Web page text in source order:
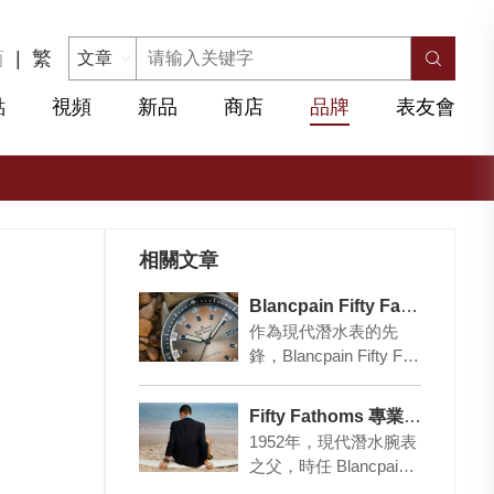
| 繁
視頻 新品 商店 品牌 表友會
相關文章
Blancpain Fifty Fathoms 最新「漸變沙漠色」
作為現代潛水表的先
鋒，Blancpain Fifty Fat
的代表作，最近此經…
Fifty Fathoms 專業機械潛水表鼻祖
1952年，現代潛水腕表
之父，時任 Blancpain